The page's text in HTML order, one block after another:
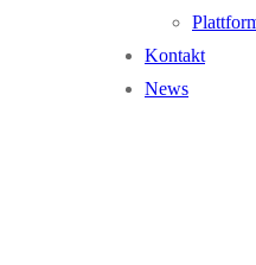
Kontakt
News